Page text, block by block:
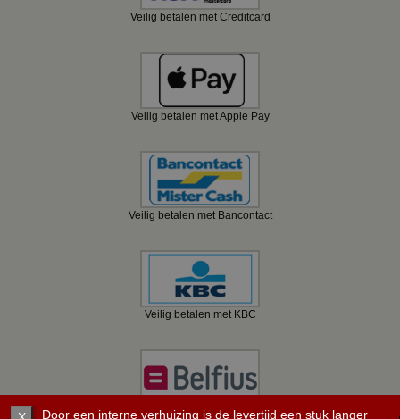
Veilig betalen met Creditcard
Veilig betalen met Apple Pay
Veilig betalen met Bancontact
Veilig betalen met KBC
Veilig betalen met Belfius
Door een interne verhuizing is de levertijd een stuk langer